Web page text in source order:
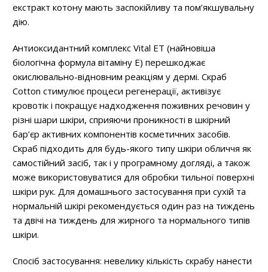
екстракт котону мають заспокійливу та пом’якшувальну
дію.
Антиоксидантний комплекс Vital ET (найновіша
біологічна формула вітаміну Е) перешкоджає
окислювально-відновним реакціям у дермі. Скраб
Cotton стимулює процеси регенерації, активізує
кровотік і покращує надходження поживних речовин у
різні шари шкіри, сприяючи проникності в шкірний
бар’єр активних компонентів косметичних засобів.
Скраб підходить для будь-якого типу шкіри обличчя як
самостійний засіб, так і у програмному догляді, а також
може використовуватися для обробки тильної поверхні
шкіри рук. Для домашнього застосування при сухій та
нормальній шкірі рекомендується один раз на тиждень
та двічі на тиждень для жирного та нормального типів
шкіри.
Спосіб застосування: невелику кількість скрабу нанести